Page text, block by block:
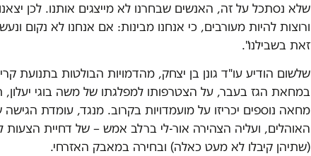
שלא נסתכל על זה, האנשים שבחרנו לא מייצגים אותנו. לכן יצאנו
ורוצות להיות מעורבים, כי אנחנו מבינות: אם אנחנו לא נקום
זאת בשבילנו".
שלשום הודיע עו"ד גונן בן יצחק, מהדמויות הבולטות בתנועת
במחאת הגז בעבר, על הצטרפותו למפלגתו של משה בוגי יעלון,
מחאה נוספים יכריזו על מועמדויות בקרוב. מנגד, עומדת הגישה
האוהלים, ועליה הצהירה אור-לי ברלב אמש – של דחיית הצעות
(שתיהן קיבלו לא מעט כאלה) ובחירה במאבק האזרחי.